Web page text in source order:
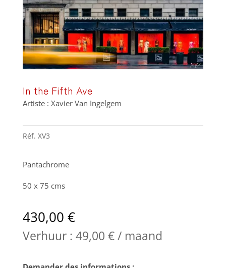
In the Fifth Ave
Artiste : Xavier Van Ingelgem
Réf. XV3
Pantachrome
50 x 75 cms
430,00 €
Verhuur : 49,00 €/ maand